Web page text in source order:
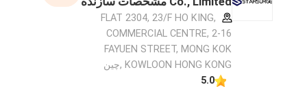
FLAT 2304, 23/F HO KING,
COMMERCIAL CENTRE, 2-16
FAYUEN STREET, MONG KOK
KOWLOON HONG KONG ,چین
5.0